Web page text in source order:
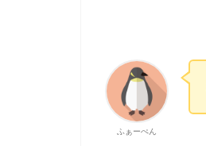
ふぁーぺん